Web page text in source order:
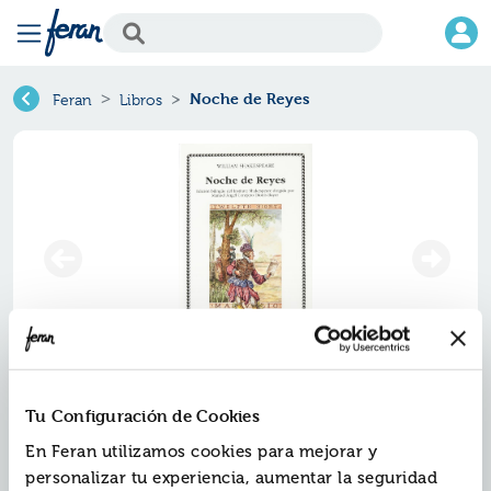
Tu Configuración de Cookies
En Feran utilizamos cookies para mejorar y
personalizar tu experiencia, aumentar la seguridad
Feran Libros Noche de Reyes
Noche de reyes
Ref.ZCA-U157
ISBN:9788437609911